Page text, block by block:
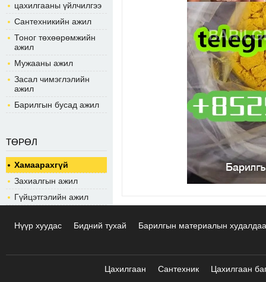
цахилгааны үйлчилгээ
Сантехникийн ажил
Тоног төхөөрөмжийн
ажил
Мужааны ажил
Засал чимэглэлийн
ажил
Барилгын бусад ажил
ТӨРӨЛ
Хамаарахгүй
Захиалгын ажил
Гүйцэтгэлийн ажил
Нүүр хуудас Бидний тухай Барилгын материалын
Цахилгаан Сантехник Цахилгаан